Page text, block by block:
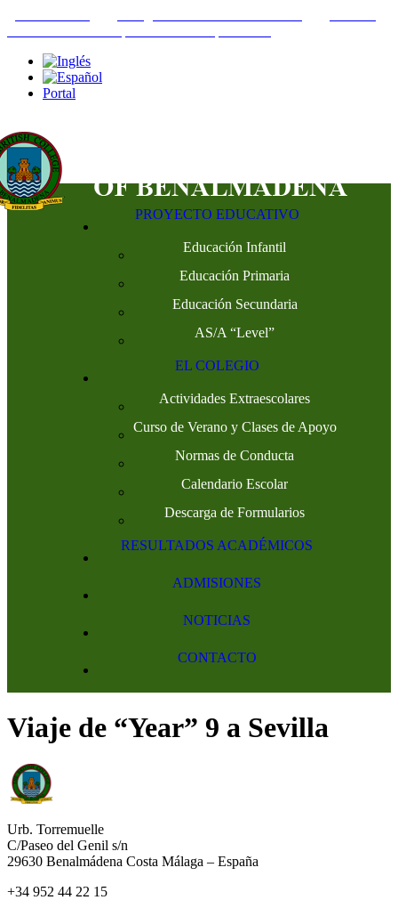
Portal
PROYECTO EDUCATIVO
Educación Infantil
Educación Primaria
Educación Secundaria
AS/A “Level”
EL COLEGIO
Actividades Extraescolares
Curso de Verano y Clases de Apoyo
Normas de Conducta
Calendario Escolar
Descarga de Formularios
RESULTADOS ACADÉMICOS
ADMISIONES
NOTICIAS
CONTACTO
Viaje de “Year” 9 a Sevilla
Urb. Torremuelle
C/Paseo del Genil s/n
29630 Benalmádena Costa Málaga – España
+34 952 44 22 15